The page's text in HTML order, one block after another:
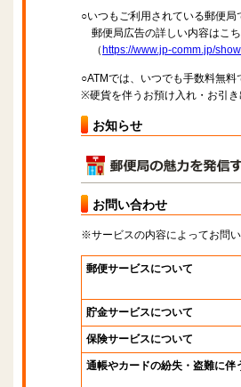
○いつもご利用されている郵便
郵便局広告の詳しい内容はこ
（ https://www.jp-comm.jp/
○ATMでは、いつでも手数料無
※硬貨を伴うお預け入れ・お引
お知らせ
お問い合わせ
※サービスの内容によってお問
郵便サービスについて
貯金サービスについて
保険サービスについて
通帳やカードの紛失・盗難に伴